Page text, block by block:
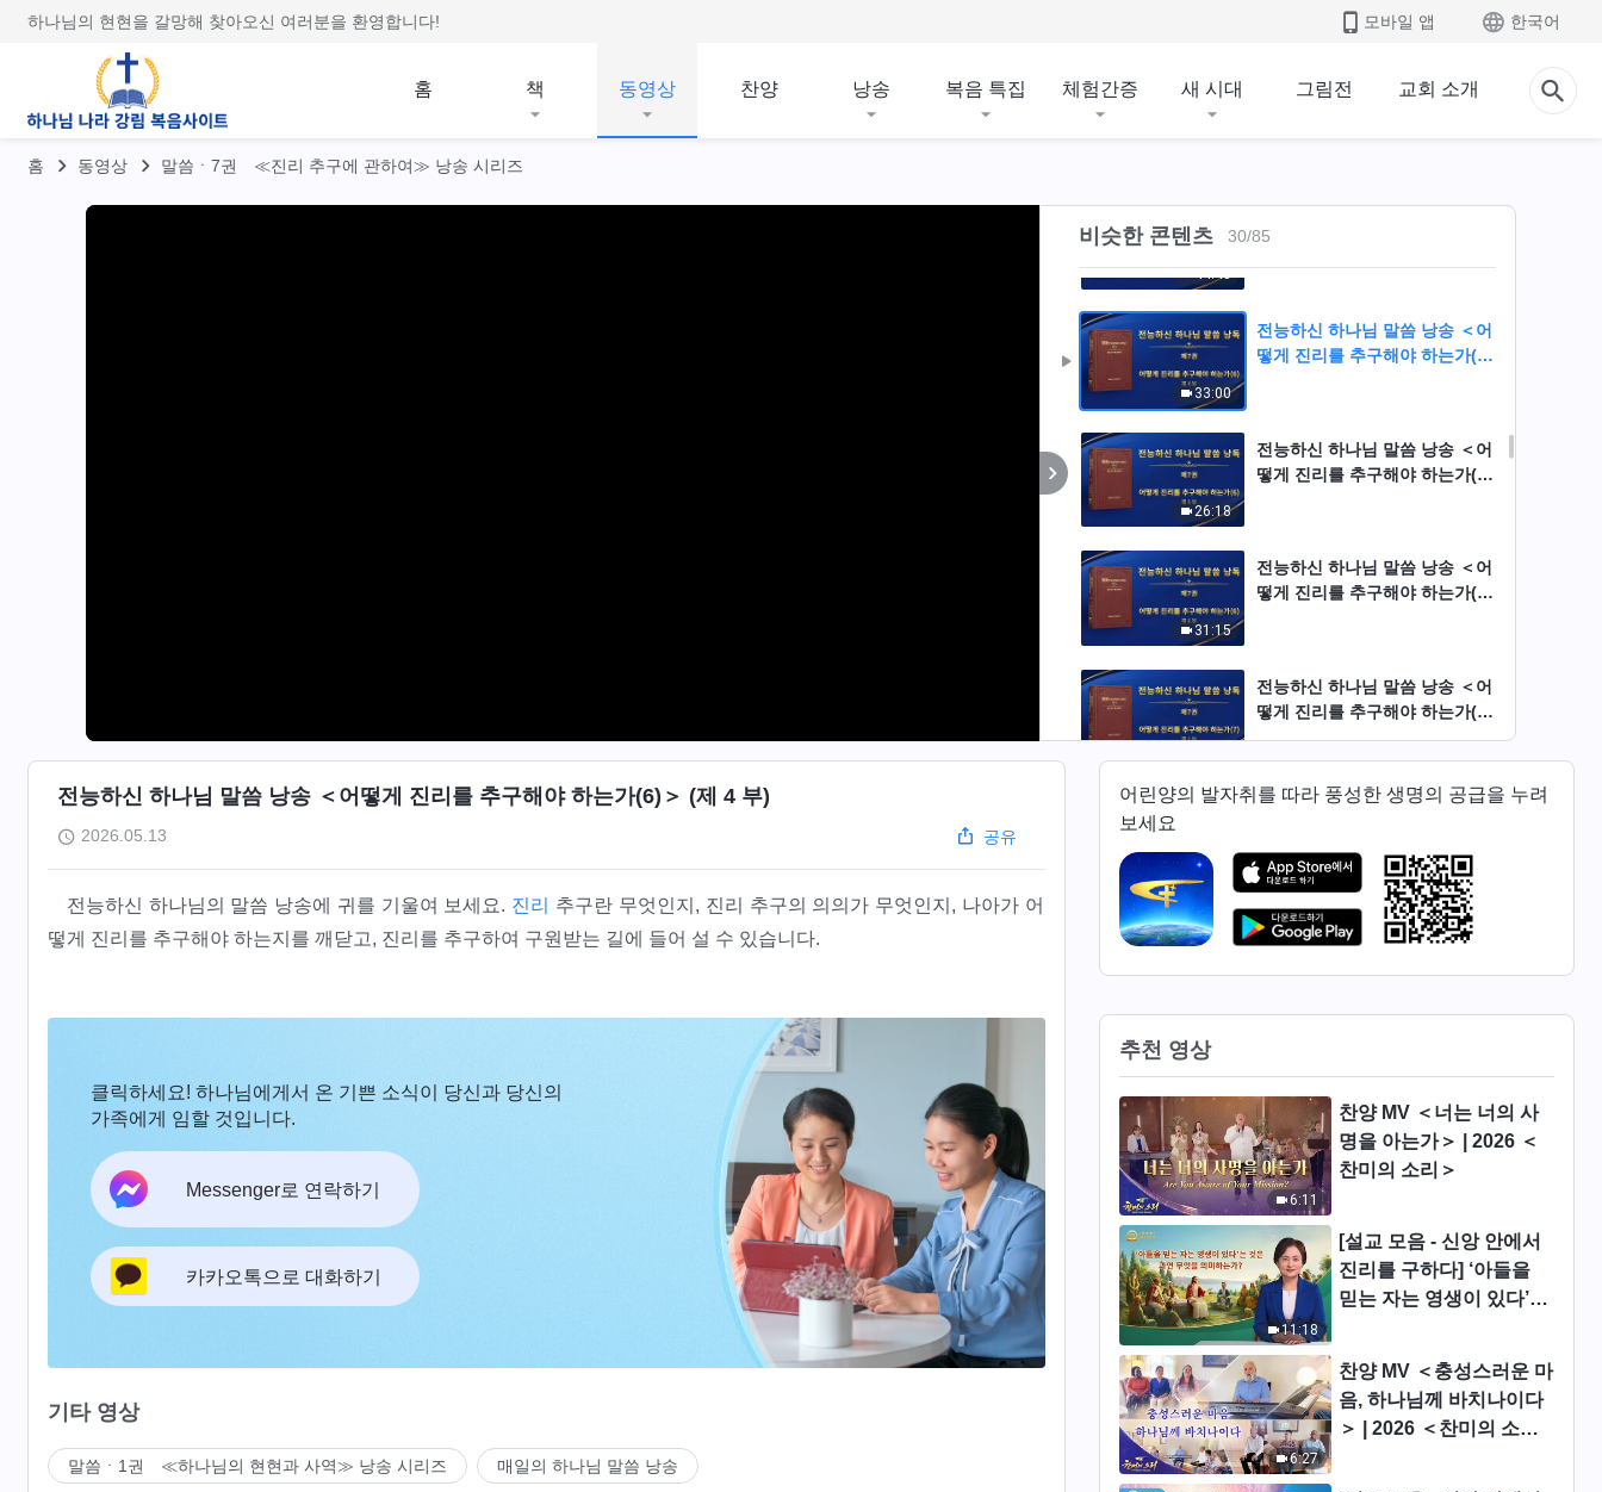
하나님의 현현을 갈망해 찾아오신 여러분을 환영합니다! 모바일 앱 한국어
홈 책 동영상 찬양 낭송 복음 특집 체험간증 새 시대 그림전 교회 소개
홈 동영상 말씀ㆍ7권 ≪진리 추구에 관하여≫ 낭송 시리즈
비슷한 콘텐츠 30/85
전능하신 하나님 말씀 낭송 ＜어
44:48
전능하신 하나님 말씀 낭송 ＜어
떻게 진리를 추구해야 하는가(6)
33:00
전능하신 하나님 말씀 낭송 ＜어
떻게 진리를 추구해야 하는가(6)
26:18
전능하신 하나님 말씀 낭송 ＜어
떻게 진리를 추구해야 하는가(6)
31:15
전능하신 하나님 말씀 낭송 ＜어
떻게 진리를 추구해야 하는가(6)
전능하신 하나님 말씀 낭송 ＜어
떻게 진리를 추구해야 하는가(7)
＞ (제 1 부)
30:42
전능하신 하나님 말씀 낭송 ＜어
＞ (제 2 부)
전능하신 하나님 말씀 낭송 ＜어
떻게 진리를 추구해야 하는가(7)
＞ (제 3 부)
28:21
26:12
전능하신 하나님 말씀 낭송 ＜어
떻게 진리를 추구해야 하는가(7)
＞ (제 5 부)
32:31
전능하신 하나님 말씀 낭송 ＜어
떻게 진리를 추구해야 하는가(7)
＞ (제 6 부)
22:22
전능하신 하나님 말씀 낭송 ＜어
떻게 진리를 추구해야 하는가(8)
＞ (제 1 부)
전능하신 하나님 말씀 낭송 ＜어떻게 진리를 추구해야 하는가(6)＞ (제 4 부)
2026.05.13 공유
전능하신 하나님의 말씀 낭송에 귀를 기울여 보세요. 진리
추구란 무엇인지, 진리 추구의 의의가 무엇인지, 나아가 어
떻게 진리를 추구해야 하는지를 깨닫고, 진리를 추구하여 구원받는 길에 들어 설 수 있습니다.
클릭하세요! 하나님에게서 온 기쁜 소식이 당신과 당신의
가족에게 임할 것입니다.
Messenger로 연락하기
카카오톡으로 대화하기
기타 영상
말씀ㆍ1권 ≪하나님의 현현과 사역≫ 낭송 시리즈 매일의 하나님 말씀 낭송
어린양의 발자취를 따라 풍성한 생명의 공급을 누려
보세요
추천 영상
6:11
찬양 MV ＜너는 너의 사
명을 아는가＞ | 2026 ＜
찬미의 소리＞
11:18
[설교 모음 - 신앙 안에서
진리를 구하다] ‘아들을
믿는 자는 영생이 있다’는
6:27
찬양 MV ＜충성스러운 마
음, 하나님께 바치나이다
＞ | 2026 ＜찬미의 소리